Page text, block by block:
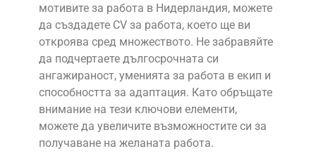
мотивите за работа в Нидерландия, можете
да създадете CV за работа, което ще ви
откроява сред множеството. Не забравяйте
да подчертаете дългосрочната си
ангажираност, уменията за работа в екип и
способността за адаптация. Като обръщате
внимание на тези ключови елементи,
можете да увеличите възможностите си за
получаване на желаната работа.